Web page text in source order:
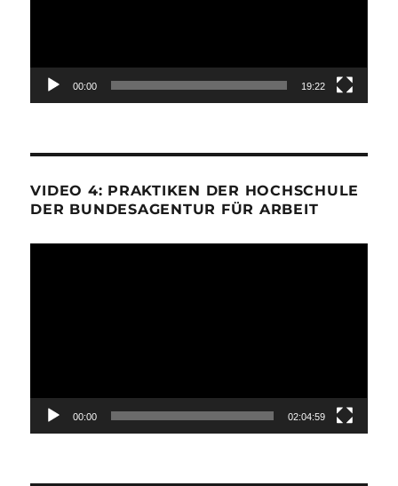
00:00 19:22
VIDEO 4: PRAKTIKEN DER HOCHSCHULE
DER BUNDESAGENTUR FÜR ARBEIT
00:00 02:04:59